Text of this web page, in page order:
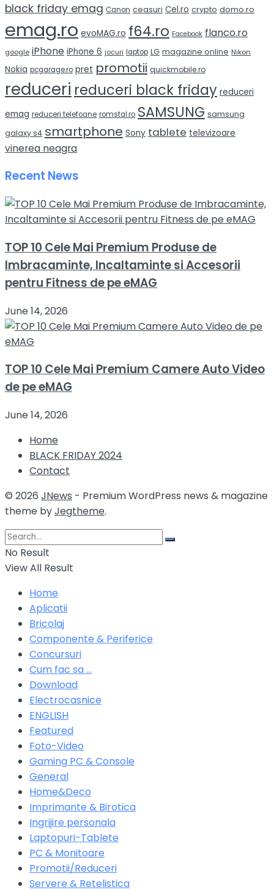
black friday emag Canon ceasuri Cel.ro crypto domo.ro
emag.ro evoMAG.ro f64.ro Facebook flanco.ro
google iPhone iPhone 6 jocuri laptop LG magazine online Nikon
Nokia pcgarage.ro pret promotii quickmobile.ro
reduceri reduceri black friday reduceri
emag reduceri telefoane romstal.ro SAMSUNG samsung
galaxy s4 smartphone Sony tablete televizoare
vinerea neagra
Recent News
TOP 10 Cele Mai Premium Produse de
Imbracaminte, Incaltaminte si Accesorii
pentru Fitness de pe eMAG
June 14, 2026
TOP 10 Cele Mai Premium Camere Auto Video
de pe eMAG
June 14, 2026
Home
BLACK FRIDAY 2024
Contact
© 2026 JNews - Premium WordPress news & magazine
theme byJegtheme.
No Result
View All Result
Home
Aplicatii
Bricolaj
Componente & Periferice
Concursuri
Cum fac sa …
Download
Electrocasnice
ENGLISH
Featured
Foto-Video
Gaming PC & Console
General
Home&Deco
Imprimante & Birotica
Ingrijire personala
Laptopuri-Tablete
PC & Monitoare
Promotii/Reduceri
Servere & Retelistica